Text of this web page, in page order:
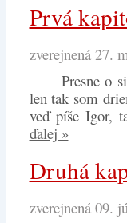
Prvá
zverejnená 27.
Presne o
len tak som
veď píše Igor,
ďalej »
Druhá
zverejnená 09.